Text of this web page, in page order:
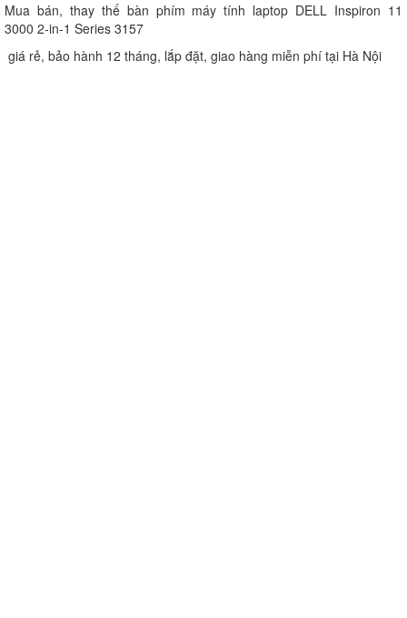
Mua bán, thay thế bàn phím máy tính laptop DELL Inspiron 11
3000 2-in-1 Series 3157
giá rẻ, bảo hành 12 tháng, lắp đặt, giao hàng miễn phí tại Hà Nội